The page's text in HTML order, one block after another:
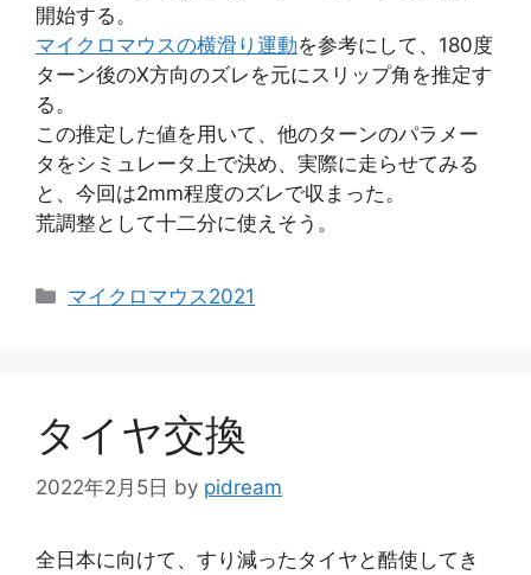
開始する。
マイクロマウスの横滑り運動を参考にして、180度
ターン後のX方向のズレを元にスリップ角を推定す
る。
この推定した値を用いて、他のターンのパラメー
タをシミュレータ上で決め、実際に走らせてみる
と、今回は2mm程度のズレで収まった。
荒調整として十二分に使えそう。
カ
マイクロマウス2021
タイヤ交換
2022年2月5日 by pidream
全日本に向けて、すり減ったタイヤと酷使してき